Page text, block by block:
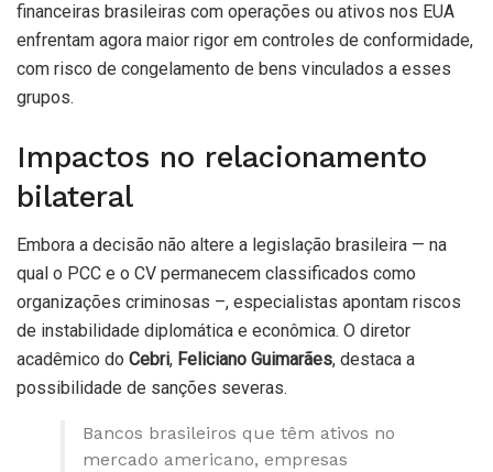
financeiras brasileiras com operações ou ativos nos EUA
enfrentam agora maior rigor em controles de conformidade,
com risco de congelamento de bens vinculados a esses
grupos.
Impactos no relacionamento
bilateral
Embora a decisão não altere a legislação brasileira — na
qual o PCC e o CV permanecem classificados como
organizações criminosas –, especialistas apontam riscos
de instabilidade diplomática e econômica. O diretor
acadêmico do Cebri, Feliciano Guimarães, destaca a
possibilidade de sanções severas.
Bancos brasileiros que têm ativos no
mercado americano, empresas